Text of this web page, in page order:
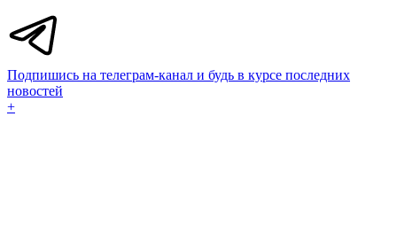
Подпишись на телеграм-канал и будь в курсе последних
новостей
+